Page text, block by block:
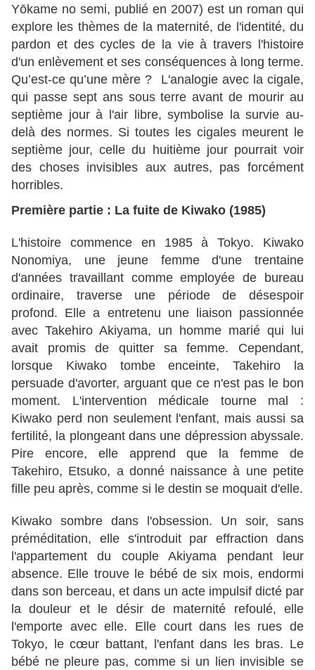
Yōkame no semi, publié en 2007) est un roman qui
explore les thèmes de la maternité, de l'identité, du
pardon et des cycles de la vie à travers l'histoire
d'un enlèvement et ses conséquences à long terme.
Qu’est-ce qu’une mère ? L'analogie avec la cigale,
qui passe sept ans sous terre avant de mourir au
septième jour à l'air libre, symbolise la survie au-
delà des normes. Si toutes les cigales meurent le
septième jour, celle du huitième jour pourrait voir
des choses invisibles aux autres, pas forcément
horribles.
Première partie : La fuite de Kiwako (1985)
L'histoire commence en 1985 à Tokyo. Kiwako
Nonomiya, une jeune femme d'une trentaine
d'années travaillant comme employée de bureau
ordinaire, traverse une période de désespoir
profond. Elle a entretenu une liaison passionnée
avec Takehiro Akiyama, un homme marié qui lui
avait promis de quitter sa femme. Cependant,
lorsque Kiwako tombe enceinte, Takehiro la
persuade d'avorter, arguant que ce n'est pas le bon
moment. L'intervention médicale tourne mal :
Kiwako perd non seulement l'enfant, mais aussi sa
fertilité, la plongeant dans une dépression abyssale.
Pire encore, elle apprend que la femme de
Takehiro, Etsuko, a donné naissance à une petite
fille peu après, comme si le destin se moquait d'elle.
Kiwako sombre dans l'obsession. Un soir, sans
préméditation, elle s'introduit par effraction dans
l'appartement du couple Akiyama pendant leur
absence. Elle trouve le bébé de six mois, endormi
dans son berceau, et dans un acte impulsif dicté par
la douleur et le désir de maternité refoulé, elle
l'emporte avec elle. Elle court dans les rues de
Tokyo, le cœur battant, l'enfant dans les bras. Le
bébé ne pleure pas, comme si un lien invisible se